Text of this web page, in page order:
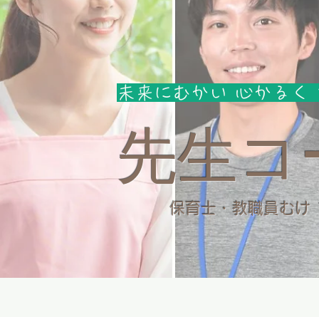
未来にむかい 心かるく
先生
保育士・教職員む